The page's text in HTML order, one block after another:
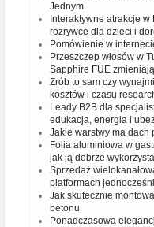
Jednym
Interaktywne atrakcje
rozrywce dla dzieci i
Pomówienie w
Przeszczep włosów w
Sapphire FUE
Zrób to sam czy
kosztów i czasu
Leady B2B dla
edukacja, energia i
Jakie warstwy ma dach
Folia aluminiowa w
jak ją dobrze
Sprzedaż
platformach
Jak skutecznie
betonu
Ponadczasowa